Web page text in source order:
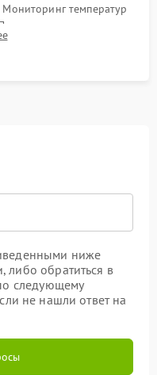
температур
на отсутствие
драйвера и зависаний.
ниже
либо обратиться в
следующему
не нашли ответ на